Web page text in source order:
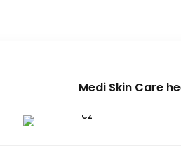
Medi Skin Care